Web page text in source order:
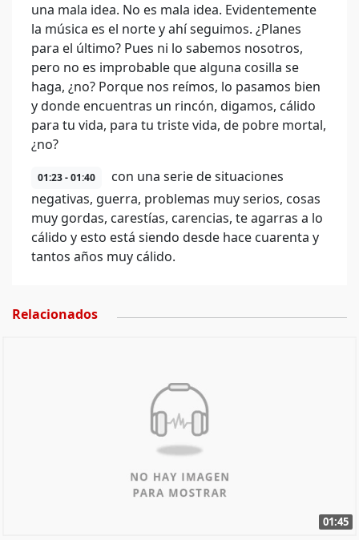
una mala idea. No es mala idea. Evidentemente
la música es el norte y ahí seguimos. ¿Planes
para el último? Pues ni lo sabemos nosotros,
pero no es improbable que alguna cosilla se
haga, ¿no? Porque nos reímos, lo pasamos bien
y donde encuentras un rincón, digamos, cálido
para tu vida, para tu triste vida, de pobre mortal,
¿no?
01:23 - 01:40
con una serie de situaciones
negativas, guerra, problemas muy serios, cosas
muy gordas, carestías, carencias, te agarras a lo
cálido y esto está siendo desde hace cuarenta y
tantos años muy cálido.
Relacionados
01:45